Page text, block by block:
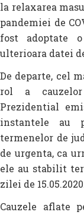
la relaxarea
pandemiei de
fost adoptate
ulterioara datei
De departe, cel
rol a
Prezidential
instantele au
termenelor de
de urgenta, ca
ele au stabilit
zilei de
Cauzele aflate